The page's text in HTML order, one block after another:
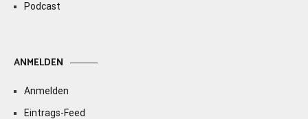
Podcast
ANMELDEN
Anmelden
Eintrags-Feed